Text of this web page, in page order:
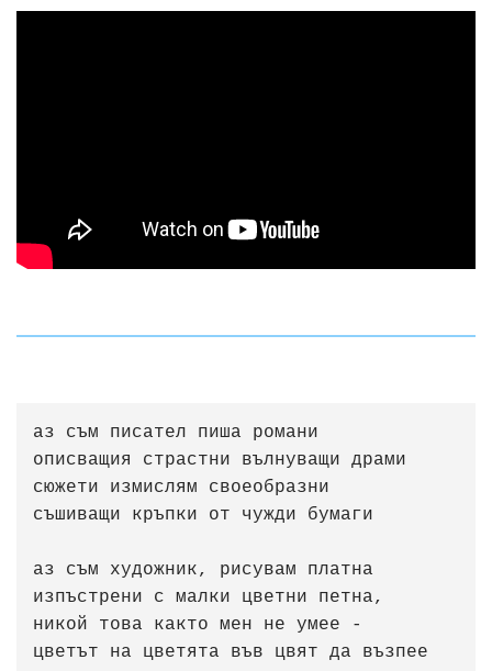
аз съм писател пиша романи
описващия страстни вълнуващи драми
сюжети измислям своеобразни
съшиващи кръпки от чужди бумаги
аз съм художник, рисувам платна
изпъстрени с малки цветни петна,
никой това както мен не умее -
цветът на цветята във цвят да възпее